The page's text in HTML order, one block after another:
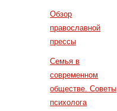
Обзор
православной
прессы
Семья в
современном
обществе. Советы
психолога